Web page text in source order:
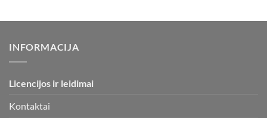
INFORMACIJA
Licencijos ir leidimai
Kontaktai